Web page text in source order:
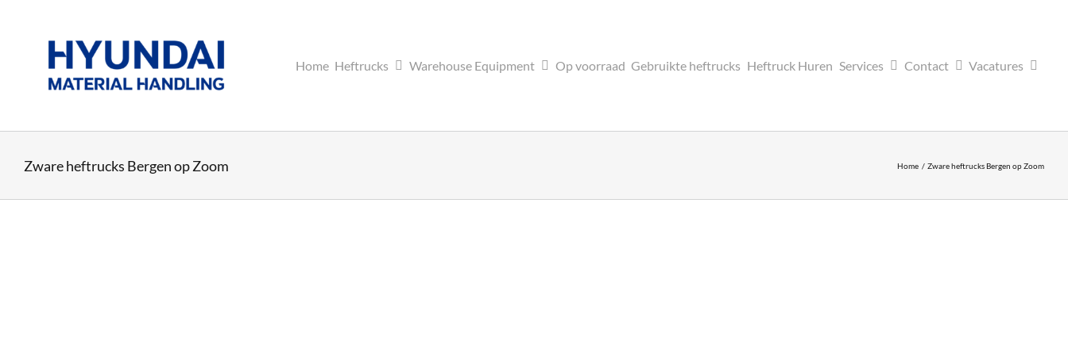
Home Heftrucks Warehouse Equipment Op voorraad Gebruikte heftrucks Heftruck Huren Services Contact Vacatures
Zware heftrucks Bergen op Zoom Home Zware heftrucks Bergen op Zoom